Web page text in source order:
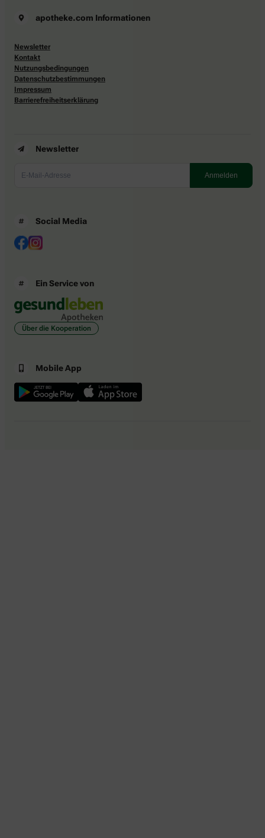
apotheke.com Informationen
Newsletter
Kontakt
Nutzungsbedingungen
Datenschutzbestimmungen
Impressum
Barrierefreiheitserklärung
Newsletter
Social Media
Ein Service von
Über die Kooperation
Mobile App